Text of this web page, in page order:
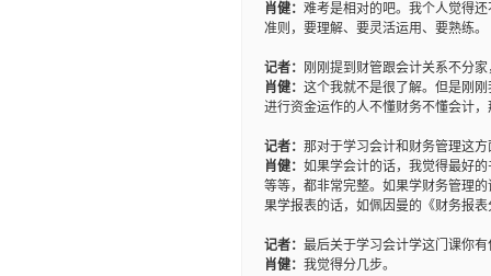
肖健： 难考是相对的吧。我个人觉得
准则，要理解、要灵活运用、要熟练。
记者：
刚刚提到财管跟会计关系不分
肖健： 这个我就不是很了解。但是刚
进行资金运作的人不懂财务不懂会计
记者： 那对于学习会计和财务管理这
肖健： 如果学会计的话，我觉得最好
等等，都非常完整。如果学财务管理
果学报表的话，如佩因曼的《财务报
记者： 最后关于学习会计学这门课你
肖健： 我觉得分几步。